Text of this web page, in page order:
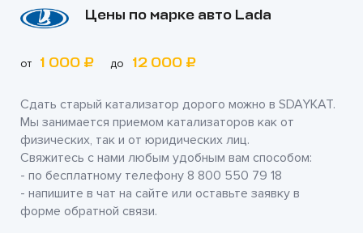
Цены по марке авто Lada
от 1 000 ₽ до 12 000 ₽
Сдать старый катализатор дорого можно в SDAYKAT.
Мы занимается приемом катализаторов как от
физических, так и от юридических лиц.
Свяжитесь с нами любым удобным вам способом:
- по бесплатному телефону 8 800 550 79 18
- напишите в чат на сайте или оставьте заявку в
форме обратной связи.